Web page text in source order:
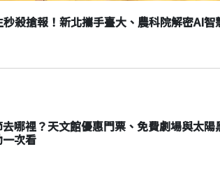
秒殺搶報！新北攜手臺大、農科院解密AI智
哪裡？天文館優惠門票、免費劇場與太陽
次看